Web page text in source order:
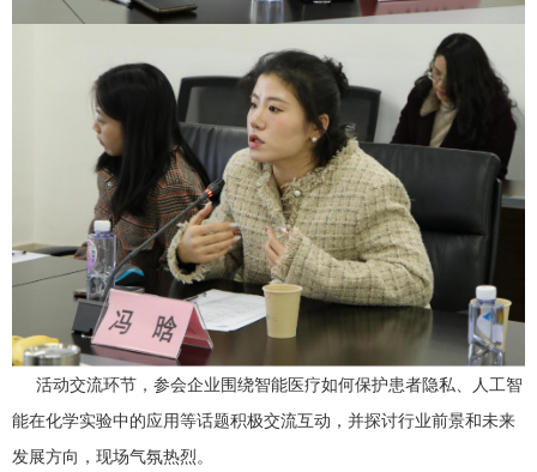
活动交流环节，参会企业围绕智能医疗如何保护患者隐私、人工智
能在化学实验中的应用等话题积极交流互动，并探讨行业前景和未来
发展方向，现场气氛热烈。